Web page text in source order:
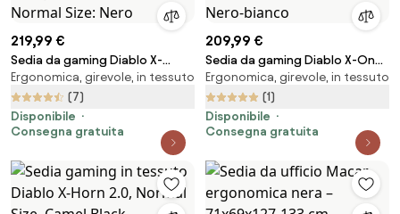
219,99 €
Sedia da gaming Diablo X-
Player 2.0 in materiale Normal
Size: Nero
Ergonomica, girevole, in tessuto
(7)
Disponibile
Consegna gratuita
209,99 €
Sedia da gaming Diablo X-One
2.0 Normal Size: Nero-bianco
Ergonomica, girevole, in tessuto
(1)
Disponibile
Consegna gratuita